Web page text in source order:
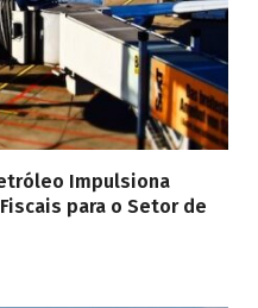
Impulsiona
para o Setor de